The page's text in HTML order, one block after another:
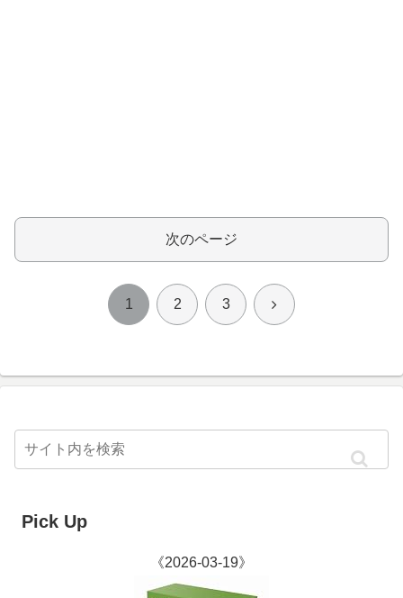
次のページ
1 2 3 次
Pick Up
《2026-03-19》